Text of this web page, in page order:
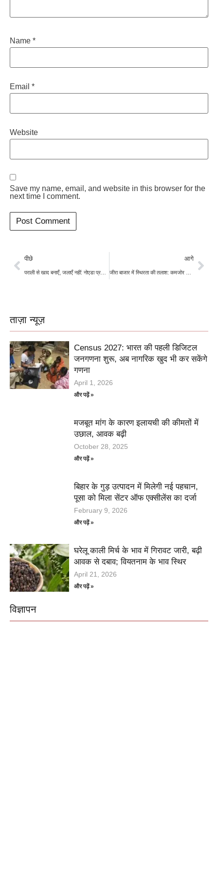
Name *
Email *
Website
Save my name, email, and website in this browser for the
next time I comment.
पीछे आगे
ताज़ा न्यूज़
Census 2027: भारत की पहली डिजिटल
जनगणना शुरू, अब नागरिक खुद भी कर सकेंगे
गणना
April 1, 2026
और पढ़ें »
मजबूत मांग के कारण इलायची की कीमतों में
उछाल, आवक बढ़ी
October 28, 2025
और पढ़ें »
बिहार के गुड़ उत्पादन में मिलेगी नई पहचान,
पूसा को मिला सेंटर ऑफ एक्सीलेंस का दर्जा
February 9, 2026
और पढ़ें »
घरेलू काली मिर्च के भाव में गिरावट जारी, बढ़ी
आवक से दबाव; वियतनाम के भाव स्थिर
April 21, 2026
और पढ़ें »
विज्ञापन